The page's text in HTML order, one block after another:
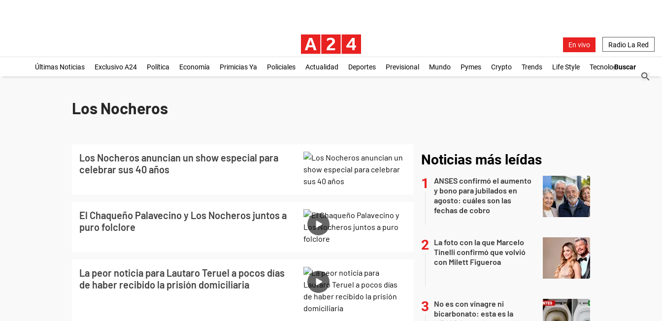
En vivo Radio La Red
Últimas Noticias Exclusivo A24 Política Economía Primicias Ya Policiales Actualidad Deportes Previsional Mundo Pymes Crypto Trends Life Style Tecnología
Los Nocheros
Los Nocheros anuncian un show especial para
celebrar sus 40 años
El Chaqueño Palavecino y Los Nocheros juntos a
puro folclore
La peor noticia para Lautaro Teruel a pocos días
de haber recibido la prisión domiciliaria
Noticias más leídas
ANSES confirmó el aumento
y bono para jubilados en
agosto: cuáles son las
fechas de cobro
La foto con la que Marcelo
Tinelli confirmó que volvió
con Milett Figueroa
No es con vinagre ni
bicarbonato: esta es la